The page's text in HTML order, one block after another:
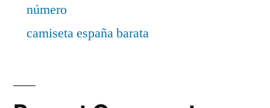
número
camiseta españa barata